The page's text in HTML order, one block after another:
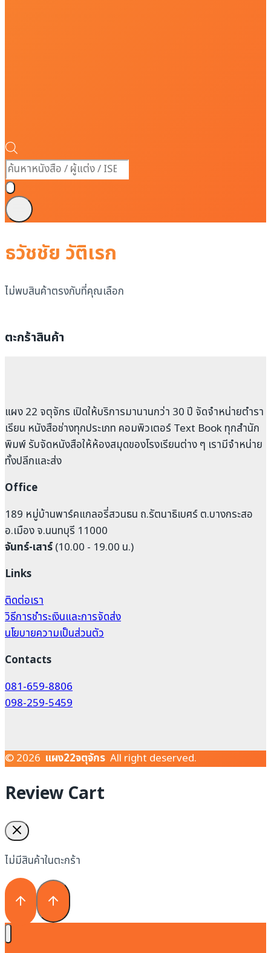
Products
search
ธวัชชัย วัติเรก
ไม่พบสินค้าตรงกับที่คุณเลือก
ตะกร้าสินค้า
แผง 22 จตุจักร เปิดให้บริการมานานกว่า 30 ปี จัดจำหน่ายตำรา
เรียน หนังสือช่างทุกประเภท คอมพิวเตอร์ Text Book ทุกสำนัก
พิมพ์ รับจัดหนังสือให้ห้องสมุดของโรงเรียนต่าง ๆ เรามีจำหน่าย
ทั้งปลีกและส่ง
Office
189 หมู่บ้านพาร์คแกลอรี่สวนธน ถ.รัตนาธิเบศร์ ต.บางกระสอ
อ.เมือง จ.นนทบุรี 11000
จันทร์-เสาร์(10.00 - 19.00 น.)
Links
ติดต่อเรา
วิธีการชำระเงินและการจัดส่ง
นโยบายความเป็นส่วนตัว
Contacts
081-659-8806
098-259-5459
© 2026 แผง22จตุจักร All right deserved.
Review Cart
ไม่มีสินค้าในตะกร้า